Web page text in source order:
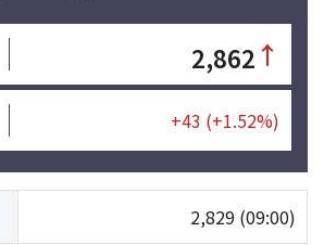
2,862 ↑
+43 (+1.52%)
2,829 (09:00)